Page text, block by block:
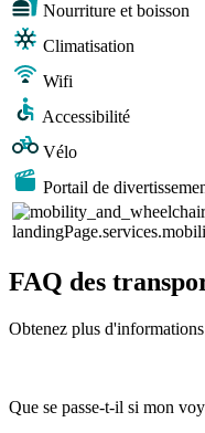
Nourriture et boisson
Climatisation
Wifi
Accessibilité
Vélo
Portail de
FAQ des
Obtenez plus
Que se passe-t-il si mon